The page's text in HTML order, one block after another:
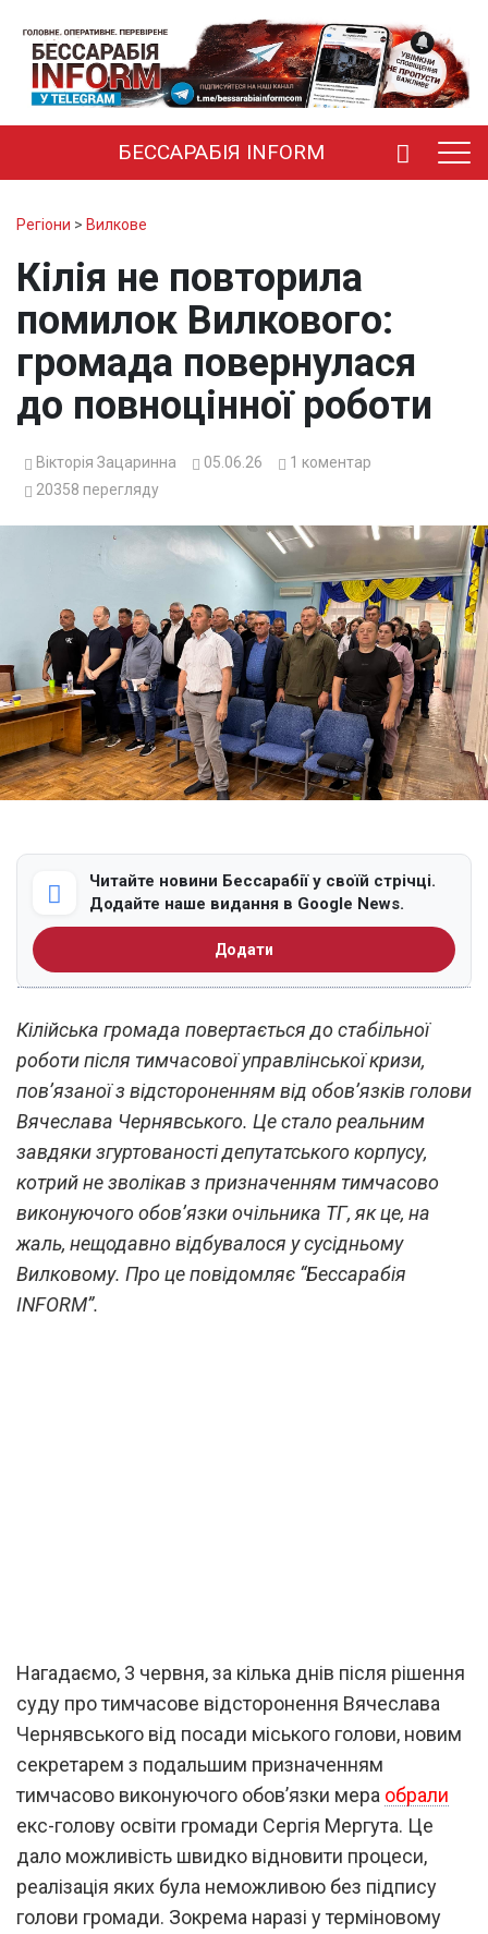
БЕССАРАБІЯ INFORM
Регіони > Вилкове
Кілія не повторила
помилок Вилкового:
громада повернулася
до повноцінної роботи
Вікторія Зацаринна 05.06.26 1 коментар
20358 перегляду
Читайте новини Бессарабії у своїй стрічці.
Додайте наше видання в Google News.
Додати
Кілійська громада повертається до стабільної
роботи після тимчасової управлінської кризи,
пов’язаної з відстороненням від обов’язків голови
Вячеслава Чернявського. Це стало реальним
завдяки згуртованості депутатського корпусу,
котрий не зволікав з призначенням тимчасово
виконуючого обов’язки очільника ТГ, як це, на
жаль, нещодавно відбувалося у сусідньому
Вилковому. Про це повідомляє “Бессарабія
INFORM”.
Нагадаємо, 3 червня, за кілька днів після рішення
суду про тимчасове відсторонення Вячеслава
Чернявського від посади міського голови, новим
секретарем з подальшим призначенням
тимчасово виконуючого обов’язки мера обрали
екс-голову освіти громади Сергія Мергута. Це
дало можливість швидко відновити процеси,
реалізація яких була неможливою без підпису
голови громади. Зокрема наразі у терміновому